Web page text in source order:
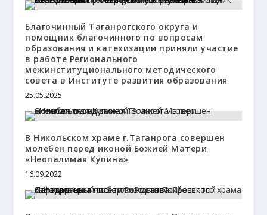
Благочинный Таганрогского округа и
помощник благочинного по вопросам
образования и катехизации приняли участие
в работе Регионального
межинституционального методического
совета в Институте развития образования
25.05.2025
В Никольском храме г.Таганрога совершен
молебен перед иконой Божией Матери
«Неопалимая Купина»
16.09.2022